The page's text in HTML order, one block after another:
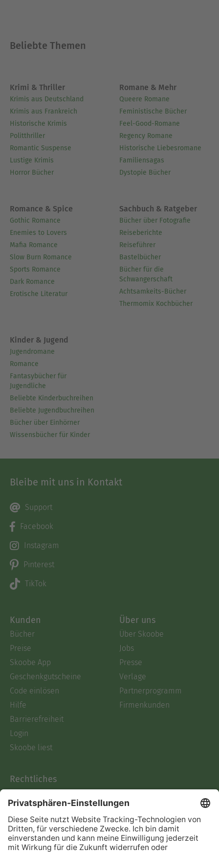
Beliebte Themen
Krimi & Thriller
Krimis aus Deutschland
Krimis aus Frankreich
Historische Krimis
Politthriller
Romantic Suspense
Lustige Krimis
Horror Bücher
Romane & Mehr
Queere Romane
Feministische Bücher
Feel-Good-Romane
Regency Romane
Historische Liebesromane
Familiensagas
Dystopie Bücher
Romance & Spice
Gothic Romance
Enemies to Lovers
Mafia Romance
Slow Burn Romance
Sports Romance
Dark Romance
Erotische Literatur
Sachbuch & Ratgeber
Bücher über Fotografie
Reiseberichte
Reiseführer
Bastelbücher
Bücher für die
Schwangerschaft
Achtsamkeits-Bücher
Thermomix Kochbücher
Kinder & Jugend
Jugendromane
Romance
Fantasybücher für
Jugendliche
Beliebte Kinderbuchreihen
Beliebte Jugendbuchreihen
Bücher über Einhörner
Wissensbücher für Kinder
Bleibe mit uns in Kontakt
Support
Facebook
Instagram
Pinterest
TikTok
Kunden
Bücher
Preise
Skoobe App
Geschenkgutscheine
Code einlösen
Hilfe
Barrierefreiheit
Login
Skoobe liest
Über uns
Über Skoobe
Jobs
Presse
Verlage
Partnerprogramm
Firmenkunden
Rechtliches
AGB
Informationen nach Data
Act
Verträge hier kündigen